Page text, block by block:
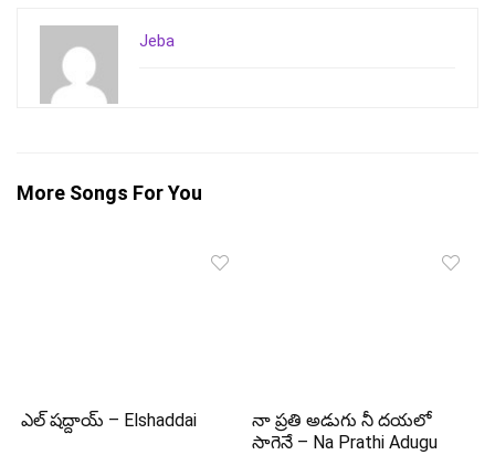
Jeba
More Songs For You
ఎల్ షద్దాయ్ – Elshaddai
నా ప్రతి అడుగు నీ దయలో
సాగెనే – Na Prathi Adugu